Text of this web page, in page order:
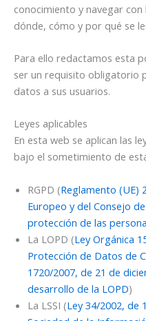
conocimiento y navegar
dónde, cómo y por qué se
Para ello redactamos esta
ser un requisito obligatorio
datos a sus usuarios.
Leyes aplicables
En esta web se aplican las
bajo el sometimiento de
RGPD (Reglamento (UE)
Europeo y del Consejo
protección de las
La LOPD (Ley Orgánica
Protección de Datos de
1720/2007, de 21 de
desarrollo de la LOPD)
La LSSI (Ley 34/2002, de